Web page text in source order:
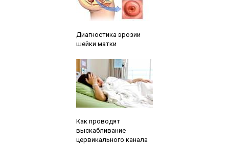
Диагностика эрозии
шейки матки
Как проводят
выскабливание
цервикального канала